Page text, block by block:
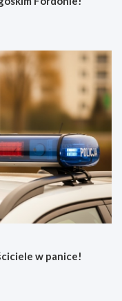
w panice!